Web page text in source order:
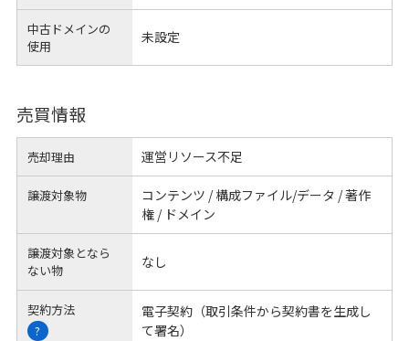
中古ドメインの
使用
未設定
売買情報
売却理由 運営リソース不足
譲渡対象物
コンテンツ / 構成ファイル/データ / 著作
権 / ドメイン
譲渡対象となら
ない物
なし
契約方法
?
電子契約（取引条件から契約書を生成し
て署名）